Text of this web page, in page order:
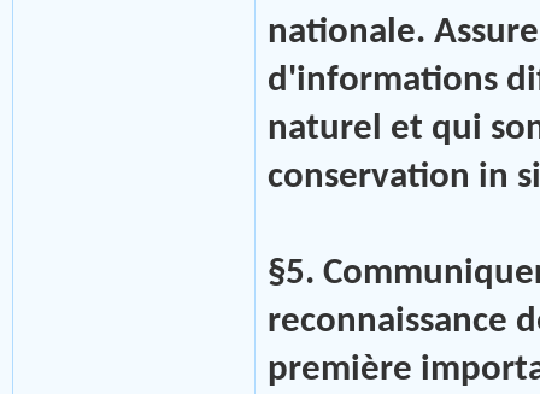
nationale.
d'informations
naturel et qui
conservation in
§5.
reconnaissance
première